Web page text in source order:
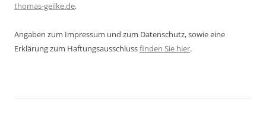
thomas-geilke.de.
Angaben zum Impressum und zum Datenschutz, sowie eine
Erklärung zum Haftungsausschlussfinden Sie hier.